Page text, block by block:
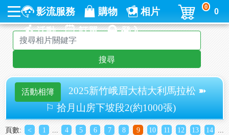
影流服務 購物
相片
活動
訂單 登入
0
0
搜尋
活動相簿
2025新竹峨眉大桔大利馬拉松 ➽
⚐ 拾月山房下坡段2(約1000張)
頁數: < 1 4 5 6 7 8 9 10 11 12 13 14